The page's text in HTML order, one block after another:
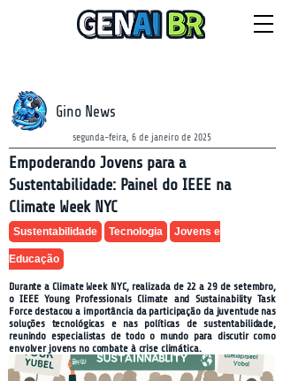
Gino News
segunda-feira, 6 de janeiro de 2025
Empoderando Jovens para a
Sustentabilidade: Painel do IEEE na
Climate Week NYC
Sustentabilidade Tecnologia Jovens e
Educação
Durante a Climate Week NYC, realizada de 22 a 29 de setembro,
o IEEE Young Professionals Climate and Sustainability Task
Force destacou a importância da participação da juventude nas
soluções tecnológicas e nas políticas de sustentabilidade,
reunindo especialistas de todo o mundo para discutir como
envolver jovens no combate à crise climática.